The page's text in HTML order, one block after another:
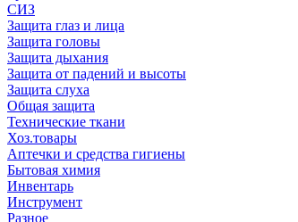
СИЗ
Защита глаз и лица
Защита головы
Защита дыхания
Защита от падений и высоты
Защита слуха
Общая защита
Технические ткани
Хоз.товары
Аптечки и средства гигиены
Бытовая химия
Инвентарь
Инструмент
Разное